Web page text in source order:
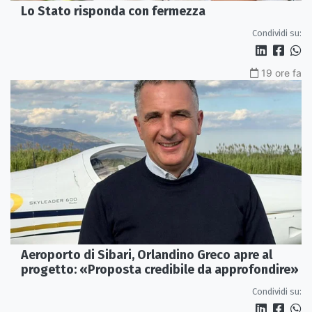
Lo Stato risponda con fermezza
Condividi su:
19 ore fa
Aeroporto di Sibari, Orlandino Greco apre al
progetto: «Proposta credibile da approfondire»
Condividi su: